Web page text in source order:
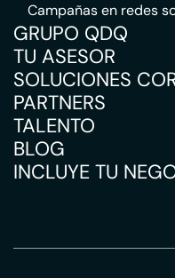
Campañas en redes
GRUPO QDQ
TU ASESOR
SOLUCIONES
PARTNERS
TALENTO
BLOG
INCLUYE TU